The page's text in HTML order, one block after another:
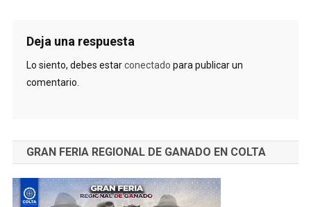
Deja una respuesta
Lo siento, debes estarconectado para publicar un
comentario.
GRAN FERIA REGIONAL DE GANADO EN COLTA